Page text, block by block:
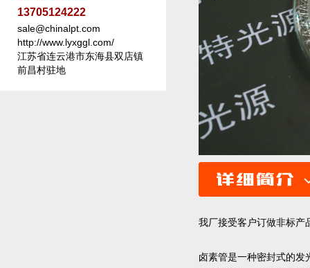
13705124222
sale@chinalpt.com
http://www.lyxggl.com/
江苏省连云港市东海县双店镇
前昌村驻地
我厂接受客户订做非标产
卤素管是一种密封式的发